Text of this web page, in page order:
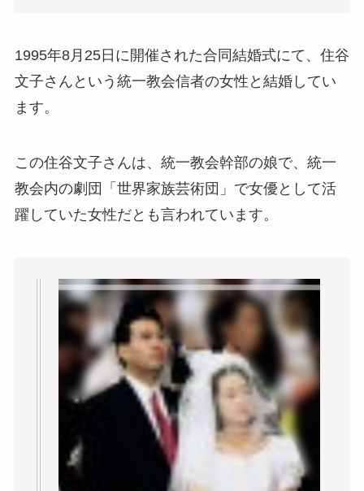
1995年8月25日に開催された合同結婚式にて、住谷
文子さんという統一教会信者の女性と結婚してい
ます。
この住谷文子さんは、統一教会幹部の娘で、統一
教会内の劇団「世界家族芸術団」で女優として活
躍していた女性だとも言われています。